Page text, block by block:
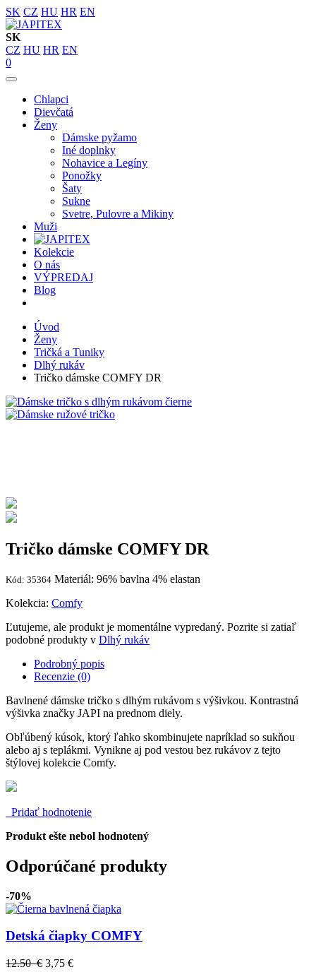
SK CZ HU HR EN
SK
CZ HU HR EN
0
Chlapci
Dievčatá
Ženy
Dámske pyžamo
Iné doplnky
Nohavice a Legíny
Ponožky
Šaty
Sukne
Svetre, Pulovre a Mikiny
Muži
Kolekcie
O nás
VÝPREDAJ
Blog
Úvod
Ženy
Tričká a Tuniky
Dlhý rukáv
Tričko dámske COMFY DR
Tričko dámske COMFY DR
Kód: 35364 Materiál: 96% bavlna 4% elastan
Kolekcia: Comfy
Ľutujeme, ale produkt je momentálne vypredaný. Pozrite si zatiaľ
podobné produkty v Dlhý rukáv
Podrobný popis
Recenzie (0)
Bavlnené dámske tričko s dlhým rukávom s výšivkou. Kontrastná
výšivka značky JAPI na prednom diely.
Obľúbený kúsok, ktorý ľahko skombinujete napríklad so sukňou
alebo aj s teplákmi. Vynikne aj pod vestou bez rukávov z tejto
štýlovej kolekcie Comfy.
Pridať hodnotenie
Produkt ešte nebol hodnotený
Odporúčané produkty
-70%
Detská čiapky COMFY
12.50 € 3,75 €